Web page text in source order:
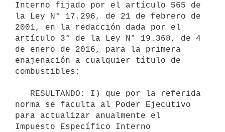
Interno fijado por el artículo 565 de
la Ley N° 17.296, de 21 de febrero de
2001, en la redacción dada por el
artículo 3° de la Ley N° 19.368, de 4
de enero de 2016, para la primera
enajenación a cualquier título de
combustibles;
norma se faculta al Poder Ejecutivo
para actualizar anualmente el
Impuesto Específico Interno